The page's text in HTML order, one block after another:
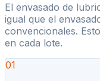
El envasado de
igual que el
convencionales.
en cada lote.
01